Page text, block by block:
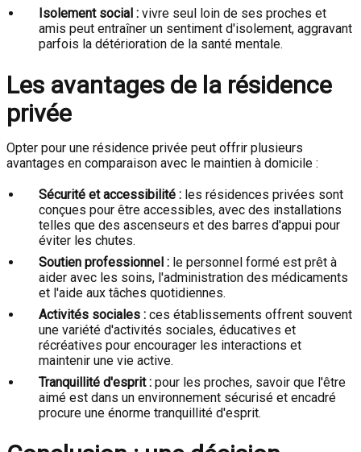
Isolement social : vivre seul loin de ses proches et
amis peut entraîner un sentiment d'isolement, aggravant
parfois la détérioration de la santé mentale.
Les avantages de la résidence
privée
Opter pour une résidence privée peut offrir plusieurs
avantages en comparaison avec le maintien à domicile :
Sécurité et accessibilité : les résidences privées sont
conçues pour être accessibles, avec des installations
telles que des ascenseurs et des barres d'appui pour
éviter les chutes.
Soutien professionnel : le personnel formé est prêt à
aider avec les soins, l'administration des médicaments
et l'aide aux tâches quotidiennes.
Activités sociales : ces établissements offrent souvent
une variété d'activités sociales, éducatives et
récréatives pour encourager les interactions et
maintenir une vie active.
Tranquillité d'esprit : pour les proches, savoir que l'être
aimé est dans un environnement sécurisé et encadré
procure une énorme tranquillité d'esprit.